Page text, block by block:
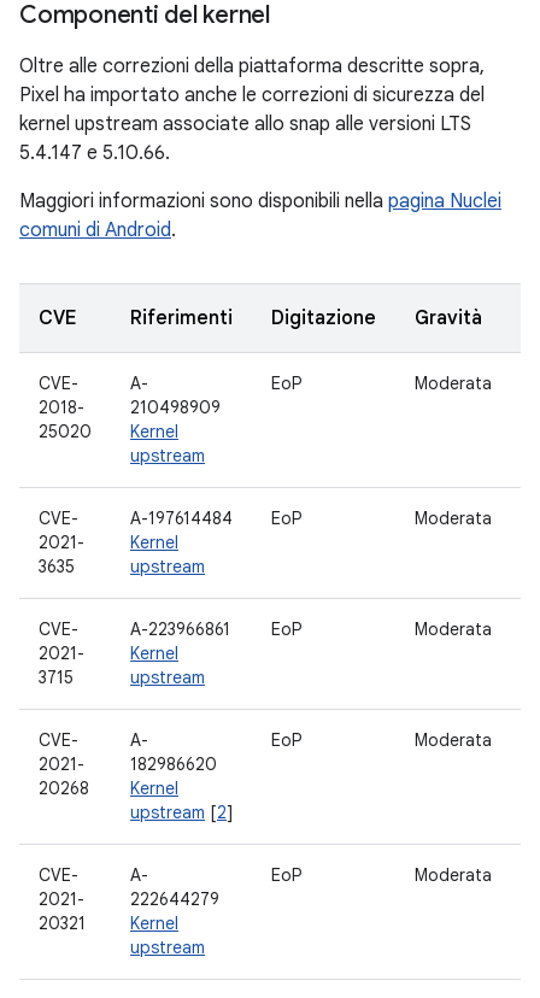
Componenti del kernel
Oltre alle correzioni della piattaforma descritte sopra,
Pixel ha importato anche le correzioni di sicurezza del
kernel upstream associate allo snap alle versioni LTS
5.4.147 e 5.10.66.
Maggiori informazioni sono disponibili nella pagina Nuclei
comuni di Android.
CVE Riferimenti Digitazione Gravità
CVE-
2018-
25020
A-
210498909
Kernel
upstream
EoP Moderata
CVE-
2021-
3635
A-197614484
Kernel
upstream
EoP Moderata
CVE-
2021-
3715
A-223966861
Kernel
upstream
EoP Moderata
CVE-
2021-
20268
A-
182986620
Kernel
upstream [2]
EoP Moderata
CVE-
2021-
20321
A-
222644279
Kernel
upstream
EoP Moderata